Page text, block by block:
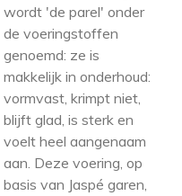
wordt 'de parel' onder
de voeringstoffen
genoemd: ze is
makkelijk in onderhoud:
vormvast, krimpt niet,
blijft glad, is sterk en
voelt heel aangenaam
aan. Deze voering, op
basis van Jaspé garen,